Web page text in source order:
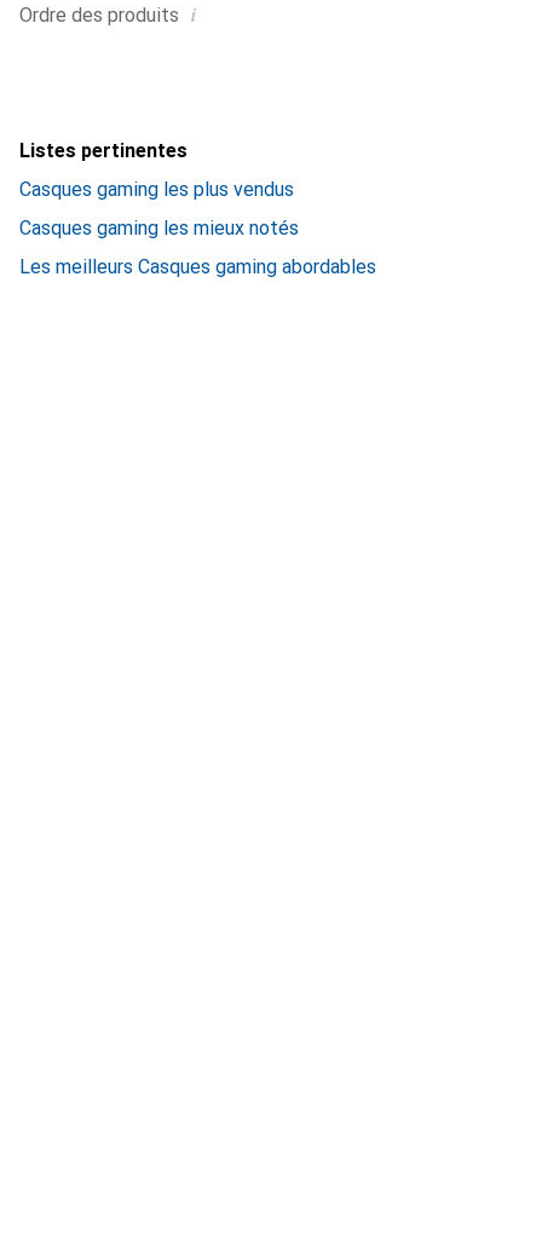
Ordre des produits i
Listes pertinentes
Casques gaming les plus vendus
Casques gaming les mieux notés
Les meilleurs Casques gaming abordables